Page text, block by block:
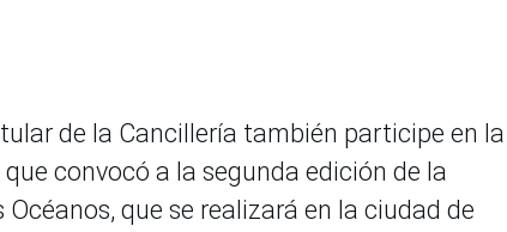
de la Cancillería también participe en la
convocó a la segunda edición de la
que se realizará en la ciudad de